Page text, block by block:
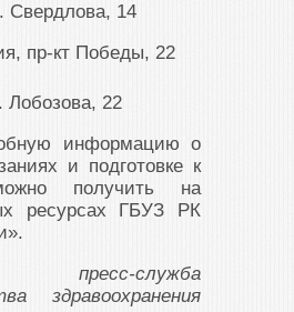
Свердлова, 14
пр-кт Победы, 22
Лобозова, 22
информацию о
и подготовке к
получить на
ресурсах ГБУЗ РК
пресс-служба
здравоохранения